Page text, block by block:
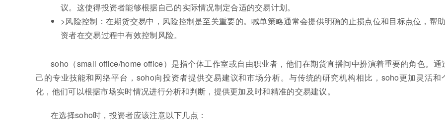
议。这使得投资者能够根据自己的实际情况制定合适的交易计划。
>风险控制：在期货交易中，风险控制是至关重要的。喊单策略通常会提供明确的止损点位和目标点位，帮
资者在交易过程中有效控制风险。
soho（small office/home office）是指个体工作室或自由职业者，他们在期货直播间中扮演着重要的角色。通
己的专业技能和网络平台，soho向投资者提供交易建议和市场分析。与传统的研究机构相比，soho更加灵活和
化，他们可以根据市场实时情况进行分析和判断，提供更加及时和精准的交易建议。
在选择soho时，投资者应该注意以下几点：